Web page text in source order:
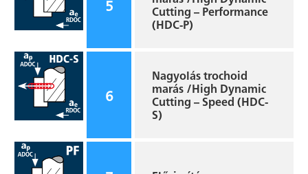
5
Cutting – Performance
(HDC-P)
6
Nagyolás trochoid
marás /High Dynamic
Cutting – Speed (HDC-
S)